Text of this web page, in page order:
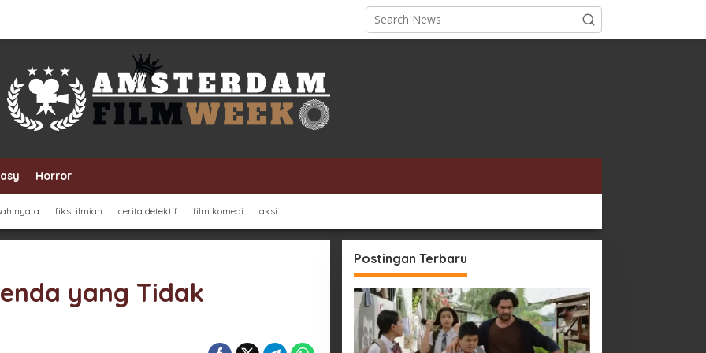
Horror
nyata fiksi ilmiah cerita detektif film komedi aksi
yang Tidak
Postingan Terbaru